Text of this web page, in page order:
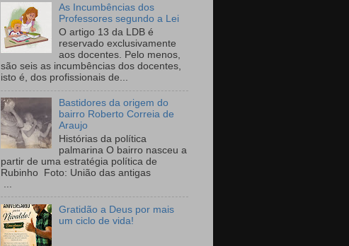
As Incumbências dos
Professores segundo a Lei
O artigo 13 da LDB é
reservado exclusivamente
aos docentes. Pelo menos,
são seis as incumbências dos docentes,
isto é, dos profissionais de...
Bastidores da origem do
bairro Roberto Correia de
Araujo
Histórias da política
palmarina O bairro nasceu a
partir de uma estratégia política de
Rubinho Foto: União das antigas
Gratidão a Deus por mais
um ciclo de vida!